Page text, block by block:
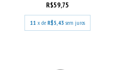
R$59,75
11 x de R$5,43 sem juros